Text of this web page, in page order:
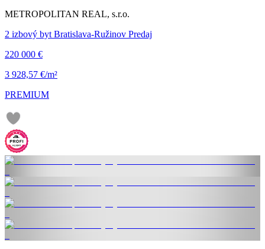
METROPOLITAN REAL, s.r.o.
2 izbový byt Bratislava-Ružinov Predaj
220 000 €
3 928,57 €/m²
PREMIUM